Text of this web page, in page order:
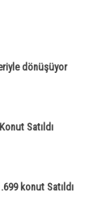
dönüşüyor
Satıldı
konut Satıldı